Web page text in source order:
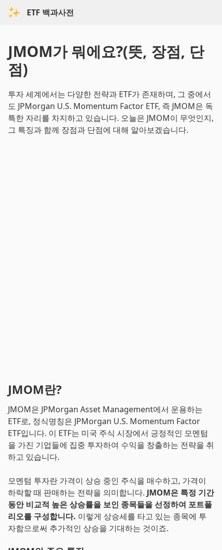
ETF 백과사전
JMOM가 뭐에요?(뜻, 장점, 단
점)
투자 세계에서는 다양한 전략과 ETF가 존재하며, 그 중에서
도 JPMorgan U.S. Momentum Factor ETF, 즉 JMOM은 독
특한 자리를 차지하고 있습니다. 오늘은 JMOM이 무엇인지,
그 특징과 함께 장점과 단점에 대해 알아보겠습니다.
JMOM란?
JMOM은 JPMorgan Asset Management에서 운용하는
ETF로, 정식명칭은 JPMorgan U.S. Momentum Factor
ETF입니다. 이 ETF는 미국 주식 시장에서 긍정적인 모멘텀
을 가진 기업들에 집중 투자하여 수익을 창출하는 전략을 취
하고 있습니다.
모멘텀 투자란 가격이 상승 중인 주식을 매수하고, 가격이
하락할 때 판매하는 전략을 의미합니다. JMOM은 특정 기간
동안 비교적 높은 상승률을 보인 종목들을 선정하여 포트폴
리오를 구성합니다. 이렇게 상승세를 타고 있는 종목에 투
자함으로써 추가적인 상승을 기대하는 것이죠.